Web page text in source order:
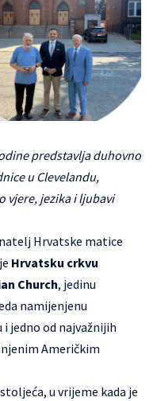
predstavlja duhovno
u Clevelandu,
vjere, jezika i ljubavi
Hrvatske matice
Hrvatsku crkvu
Church, jedinu
namijenjenu
jedno od najvažnijih
Američkim
u vrijeme kada je